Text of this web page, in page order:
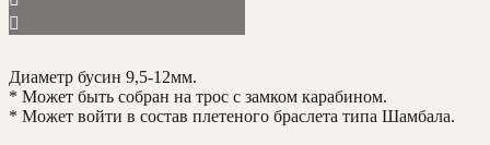
Диаметр бусин 9,5-12мм.
* Может быть собран на трос с замком карабином.
* Может войти в состав плетеного браслета типа Шамбала.